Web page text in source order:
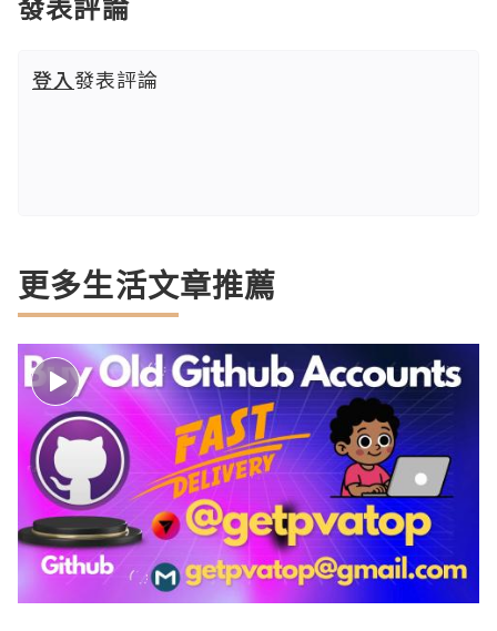
發表評論
登入發表評論
更多生活文章推薦